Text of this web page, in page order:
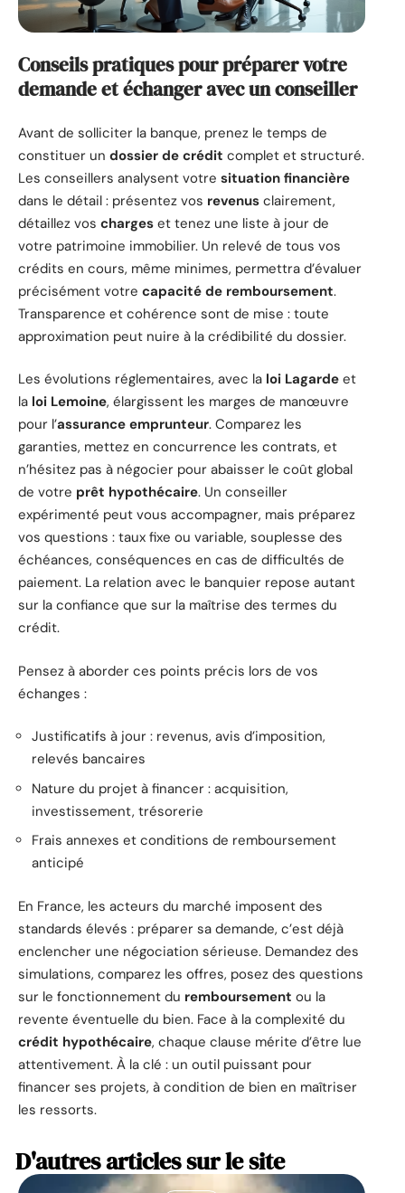
Conseils pratiques pour préparer votre
demande et échanger avec un conseiller
Avant de solliciter la banque, prenez le temps de
constituer un dossier de crédit complet et structuré.
Les conseillers analysent votre situation financière
dans le détail : présentez vos revenus clairement,
détaillez vos charges et tenez une liste à jour de
votre patrimoine immobilier. Un relevé de tous vos
crédits en cours, même minimes, permettra d’évaluer
précisément votre capacité de remboursement.
Transparence et cohérence sont de mise : toute
approximation peut nuire à la crédibilité du dossier.
Les évolutions réglementaires, avec la loi Lagarde et
la loi Lemoine, élargissent les marges de manœuvre
pour l’assurance emprunteur. Comparez les
garanties, mettez en concurrence les contrats, et
n’hésitez pas à négocier pour abaisser le coût global
de votre prêt hypothécaire. Un conseiller
expérimenté peut vous accompagner, mais préparez
vos questions : taux fixe ou variable, souplesse des
échéances, conséquences en cas de difficultés de
paiement. La relation avec le banquier repose autant
sur la confiance que sur la maîtrise des termes du
crédit.
Pensez à aborder ces points précis lors de vos
échanges :
Justificatifs à jour : revenus, avis d’imposition,
relevés bancaires
Nature du projet à financer : acquisition,
investissement, trésorerie
Frais annexes et conditions de remboursement
anticipé
En France, les acteurs du marché imposent des
standards élevés : préparer sa demande, c’est déjà
enclencher une négociation sérieuse. Demandez des
simulations, comparez les offres, posez des questions
sur le fonctionnement du remboursement ou la
revente éventuelle du bien. Face à la complexité du
crédit hypothécaire, chaque clause mérite d’être lue
attentivement. À la clé : un outil puissant pour
financer ses projets, à condition de bien en maîtriser
les ressorts.
D'autres articles sur le site